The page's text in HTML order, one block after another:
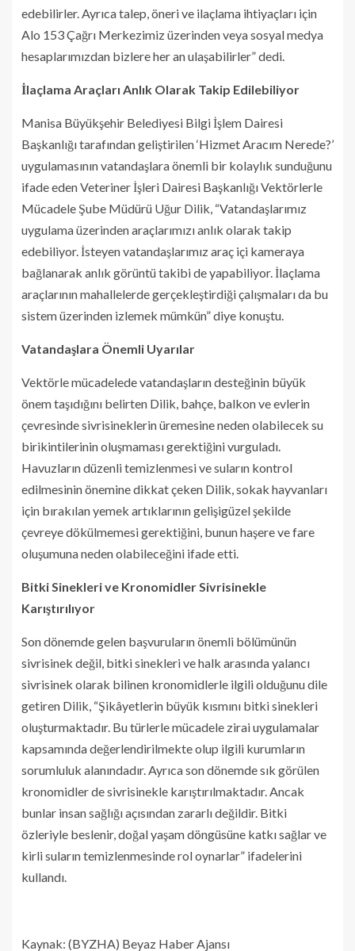
edebilirler. Ayrıca talep, öneri ve ilaçlama ihtiyaçları için
Alo 153 Çağrı Merkezimiz üzerinden veya sosyal medya
hesaplarımızdan bizlere her an ulaşabilirler” dedi.
İlaçlama Araçları Anlık Olarak Takip Edilebiliyor
Manisa Büyükşehir Belediyesi Bilgi İşlem Dairesi
Başkanlığı tarafından geliştirilen ‘Hizmet Aracım Nerede?’
uygulamasının vatandaşlara önemli bir kolaylık sunduğunu
ifade eden Veteriner İşleri Dairesi Başkanlığı Vektörlerle
Mücadele Şube Müdürü Uğur Dilik, “Vatandaşlarımız
uygulama üzerinden araçlarımızı anlık olarak takip
edebiliyor. İsteyen vatandaşlarımız araç içi kameraya
bağlanarak anlık görüntü takibi de yapabiliyor. İlaçlama
araçlarının mahallelerde gerçekleştirdiği çalışmaları da bu
sistem üzerinden izlemek mümkün” diye konuştu.
Vatandaşlara Önemli Uyarılar
Vektörle mücadelede vatandaşların desteğinin büyük
önem taşıdığını belirten Dilik, bahçe, balkon ve evlerin
çevresinde sivrisineklerin üremesine neden olabilecek su
birikintilerinin oluşmaması gerektiğini vurguladı.
Havuzların düzenli temizlenmesi ve suların kontrol
edilmesinin önemine dikkat çeken Dilik, sokak hayvanları
için bırakılan yemek artıklarının gelişigüzel şekilde
çevreye dökülmemesi gerektiğini, bunun haşere ve fare
oluşumuna neden olabileceğini ifade etti.
Bitki Sinekleri ve Kronomidler Sivrisinekle
Karıştırılıyor
Son dönemde gelen başvuruların önemli bölümünün
sivrisinek değil, bitki sinekleri ve halk arasında yalancı
sivrisinek olarak bilinen kronomidlerle ilgili olduğunu dile
getiren Dilik, “Şikâyetlerin büyük kısmını bitki sinekleri
oluşturmaktadır. Bu türlerle mücadele zirai uygulamalar
kapsamında değerlendirilmekte olup ilgili kurumların
sorumluluk alanındadır. Ayrıca son dönemde sık görülen
kronomidler de sivrisinekle karıştırılmaktadır. Ancak
bunlar insan sağlığı açısından zararlı değildir. Bitki
özleriyle beslenir, doğal yaşam döngüsüne katkı sağlar ve
kirli suların temizlenmesinde rol oynarlar” ifadelerini
kullandı.
Kaynak: (BYZHA) Beyaz Haber Ajansı